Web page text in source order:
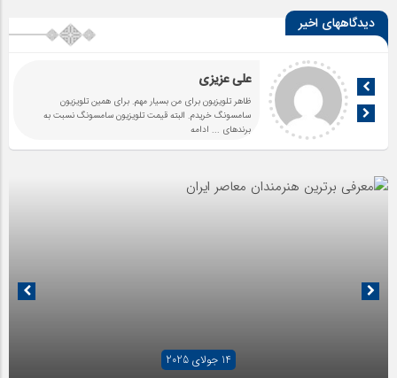
دیدگاههای اخیر
علی عزیزی
ظاهر تلویزیون برای من بسیار مهم. برای همین تلویزیون
سامسونگ خریدم. البته قیمت تلویزیون سامسونگ نسبت به
برندهای ... ادامه
14 جولای 2025